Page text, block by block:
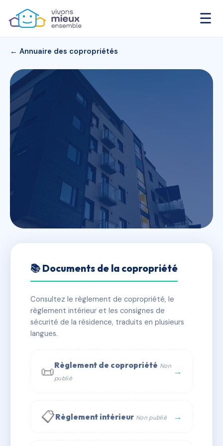
☰
← Annuaire des copropriétés
SDC 37 cours du Quartorze
Juillet
📍 37 Cours du 14 Juillet 33210 Langon
✓ Immatriculée 🏠 5 lots 🏗 1 bâtiment(s)
📞 Contacter Syndic Digital 💬 WhatsApp
✉ Email
📚 Documents de la copropriété
Consultez le règlement de copropriété, le
règlement intérieur et les consignes de
sécurité de la résidence, traduits en plusieurs
langues.
📜Règlement de copropriété Non
publié
→
📋Règlement intérieur Non publié →